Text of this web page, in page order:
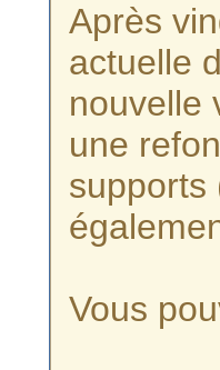
Après
actuelle
nouvelle
une
supports
Vous